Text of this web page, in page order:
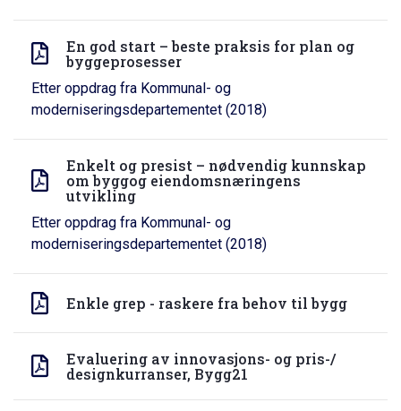
En god start – beste praksis for plan og
byggeprosesser
Etter oppdrag fra Kommunal- og
moderniseringsdepartementet (2018)
Enkelt og presist – nødvendig kunnskap
om byggog eiendomsnæringens
utvikling
Etter oppdrag fra Kommunal- og
moderniseringsdepartementet (2018)
Enkle grep - raskere fra behov til bygg
Evaluering av innovasjons- og pris-/
designkurranser, Bygg21